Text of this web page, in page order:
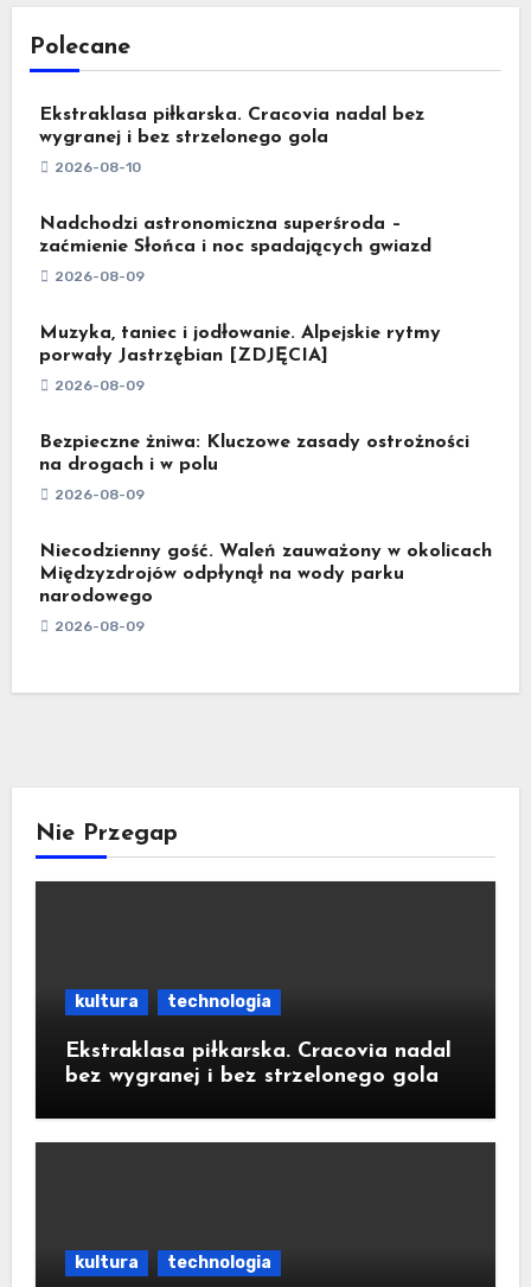
Polecane
Ekstraklasa piłkarska. Cracovia nadal bez
wygranej i bez strzelonego gola
2026-08-10
Nadchodzi astronomiczna superśroda –
zaćmienie Słońca i noc spadających gwiazd
2026-08-09
Muzyka, taniec i jodłowanie. Alpejskie rytmy
porwały Jastrzębian [ZDJĘCIA]
2026-08-09
Bezpieczne żniwa: Kluczowe zasady ostrożności
na drogach i w polu
2026-08-09
Niecodzienny gość. Waleń zauważony w okolicach
Międzyzdrojów odpłynął na wody parku
narodowego
2026-08-09
Nie Przegap
kultura technologia
Ekstraklasa piłkarska. Cracovia nadal
bez wygranej i bez strzelonego gola
kultura technologia